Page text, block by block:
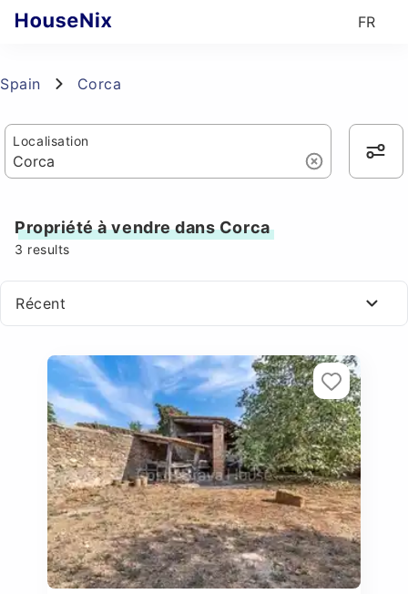
FR
Spain Corca
Localisation
Propriété à vendre dans Corca
3 results
Récent